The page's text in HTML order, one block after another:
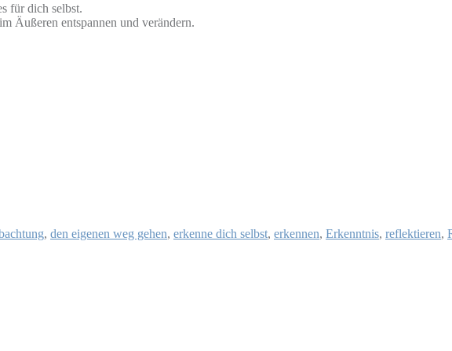
für dich selbst.
Äußeren entspannen und verändern.
, den eigenen weg gehen, erkenne dich selbst, erkennen, Erkenntnis, reflektieren,